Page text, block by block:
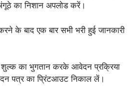
का निशान अपलोड करें।
के बाद एक बार सभी भरी हुई जानकारी
का भुगतान करके आवेदन प्रक्रिया
पत्र का प्रिंटआउट निकाल लें।